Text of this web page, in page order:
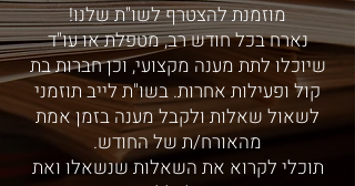
מוזמנת להצטרף לשו"ת שלנו!
נארח בכל חודש רב, מטפלת או עו"ד
שיוכלו לתת מענה מקצועי, וכן חברות בת
קול ופעילות אחרות. בשו"ת לייב תוזמני
לשאול שאלות ולקבל מענה בזמן אמת
מהאורח/ת של החודש.
תוכלי לקרוא את השאלות שנשאלו ואת